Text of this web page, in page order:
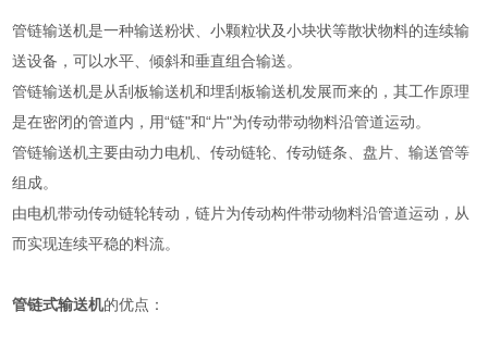
管链输送机是一种输送粉状、小颗粒状及小块状等散状物料的连续输
送设备，可以水平、倾斜和垂直组合输送。
管链输送机是从刮板输送机和埋刮板输送机发展而来的，其工作原理
是在密闭的管道内，用“链"和“片"为传动带动物料沿管道运动。
管链输送机主要由动力电机、传动链轮、传动链条、盘片、输送管等
组成。
由电机带动传动链轮转动，链片为传动构件带动物料沿管道运动，从
而实现连续平稳的料流。
管链式输送机的优点：